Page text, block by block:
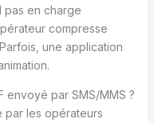
pas en charge
compresse
une application
envoyé par SMS/MMS ?
par les opérateurs